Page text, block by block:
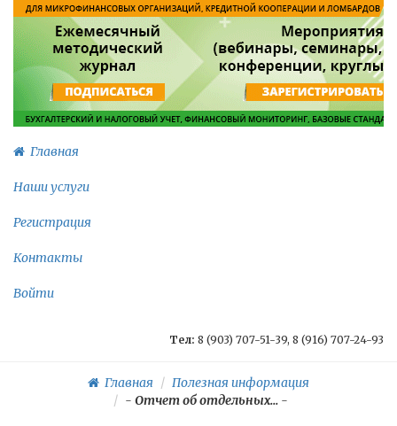
Главная
Наши услуги
Регистрация
Контакты
Войти
Тел: 8 (903) 707-51-39, 8 (916) 707-24-93
Главная
Полезная информация
- Отчет об отдельных... -